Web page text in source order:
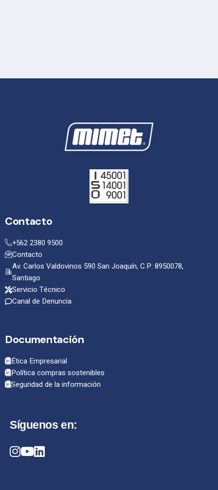
Contacto
+562 2380 9500
Contacto
Av. Carlos Valdovinos 590 San Joaquín, C.P: 8950078,
Santiago
Servicio Técnico
Canal de Denuncia
Documentación
Ética Empresarial
Política compras sostenibles
Seguridad de la información
Síguenos en: